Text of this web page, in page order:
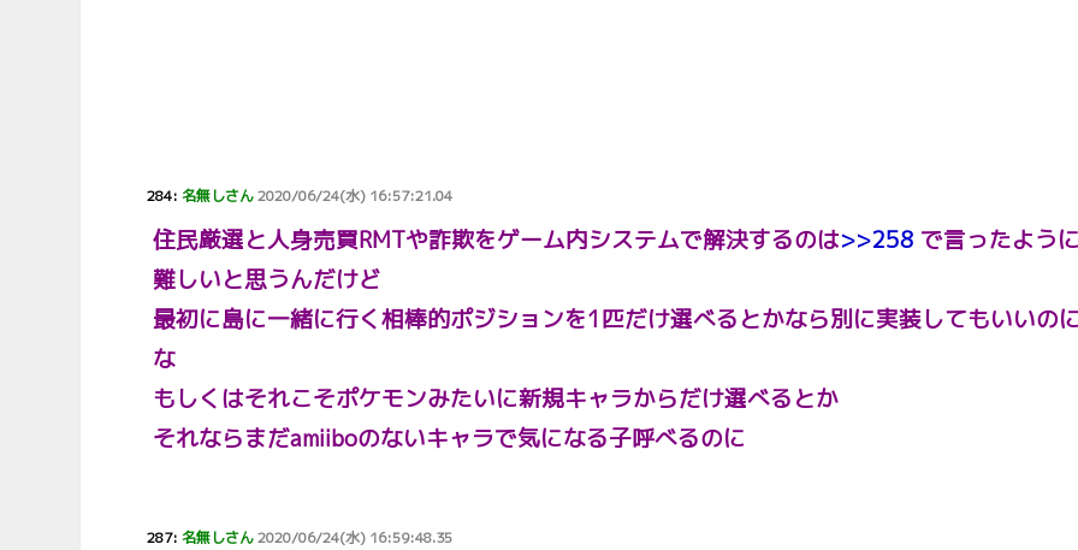
284:名無しさん2020/06/24(水) 16:57:21.04
住民厳選と人身売買RMTや詐欺をゲーム内システムで解決するのは>>258 で言ったよう
難しいと思うんだけど
最初に島に一緒に行く相棒的ポジションを1匹だけ選べるとかなら別に実装してもいいの
な
もしくはそれこそポケモンみたいに新規キャラからだけ選べるとか
それならまだamiiboのないキャラで気になる子呼べるのに
287:名無しさん2020/06/24(水) 16:59:48.35